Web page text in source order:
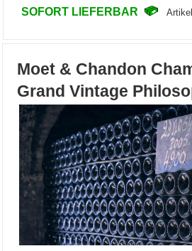
SOFORT LIEFERBAR
Moet & Chandon
Grand Vintage